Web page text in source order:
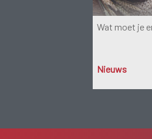
Wat moet je
Nieuws